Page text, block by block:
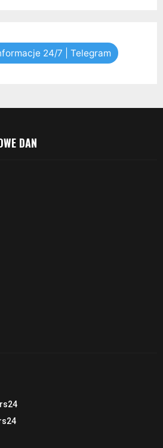
24/7 | Telegram
DAN